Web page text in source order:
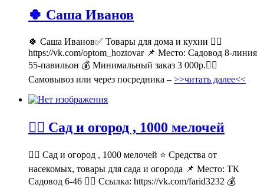
🍀 Саша Иванов
🍀 Саша Иванов✅ Товары для дома и кухни 👉🏻
https://vk.com/optom_hoztovar 📌 Место: Садовод 8-линия
55-павильон 💰 Минимальный заказ 3 000р.🚶‍♀
Самовывоз или через посредника – >>читать далее<<
💁‍♂ Сад и огород , 1000 мелочей
💁‍♂ Сад и огород , 1000 мелочей ⭐ Средства от
насекомых, товары для сада и огорода 📌 Место: ТК
Садовод 6-46 👉🏻 Ссылка: https://vk.com/farid3232 💰